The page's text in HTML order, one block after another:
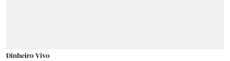
Dinheiro Vivo